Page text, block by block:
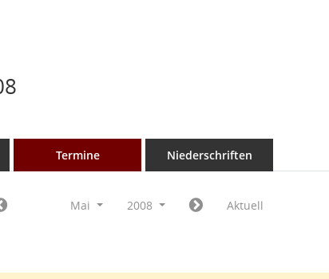
Termine Niederschriften
Mai 2008 Aktuell